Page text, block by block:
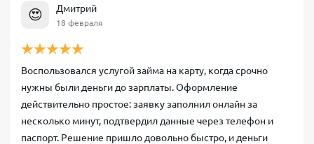
😍 Дмитрий
18 февраля
Воспользовался услугой займа на карту, когда срочно
нужны были деньги до зарплаты. Оформление
действительно простое: заявку заполнил онлайн за
несколько минут, подтвердил данные через телефон и
паспорт. Решение пришло довольно быстро, и деньги